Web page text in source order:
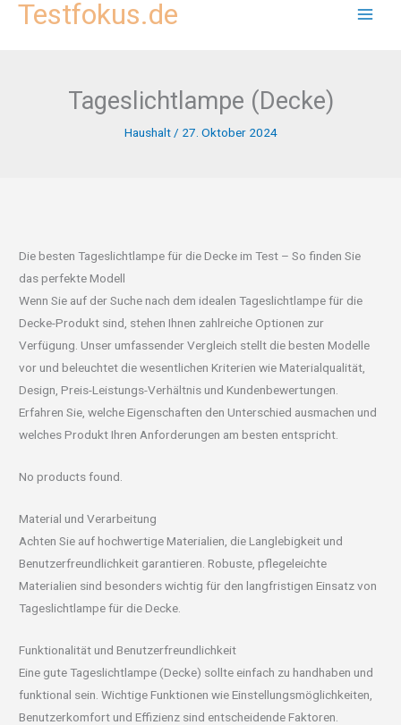
InhaltTestfokus.de
Tageslichtlampe (Decke)
Haushalt/ 27. Oktober 2024
Die besten Tageslichtlampe für die Decke im Test – So finden Sie
das perfekte Modell
Wenn Sie auf der Suche nach dem idealen Tageslichtlampe für die
Decke-Produkt sind, stehen Ihnen zahlreiche Optionen zur
Verfügung. Unser umfassender Vergleich stellt die besten Modelle
vor und beleuchtet die wesentlichen Kriterien wie Materialqualität,
Design, Preis-Leistungs-Verhältnis und Kundenbewertungen.
Erfahren Sie, welche Eigenschaften den Unterschied ausmachen und
welches Produkt Ihren Anforderungen am besten entspricht.
No products found.
Material und Verarbeitung
Achten Sie auf hochwertige Materialien, die Langlebigkeit und
Benutzerfreundlichkeit garantieren. Robuste, pflegeleichte
Materialien sind besonders wichtig für den langfristigen Einsatz von
Tageslichtlampe für die Decke.
Funktionalität und Benutzerfreundlichkeit
Eine gute Tageslichtlampe (Decke) sollte einfach zu handhaben und
funktional sein. Wichtige Funktionen wie Einstellungsmöglichkeiten,
Benutzerkomfort und Effizienz sind entscheidende Faktoren.